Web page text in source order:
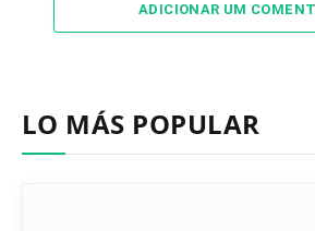
ADICIONAR UM
LO MÁS POPULAR